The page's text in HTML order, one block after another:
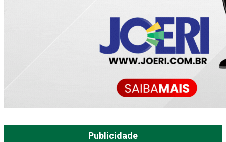
Publicidade